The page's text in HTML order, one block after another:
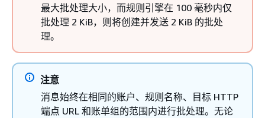
最大批处理大小，而规则引擎在 100 毫秒内仅
批处理 2 KiB，则将创建并发送 2 KiB 的批处
理。
注意
消息始终在相同的账户、规则名称、目标 HTTP
端点 URL 和账单组的范围内进行批处理。无论